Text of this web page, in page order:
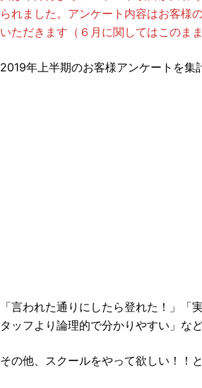
られました。アンケート内容はお客様
いただきます（６月に関してはこのま
2019年上半期のお客様アンケートを集
「言われた通りにしたら登れた！」
タッフより論理的で分かりやすい」な
その他、スクールをやって欲しい！！